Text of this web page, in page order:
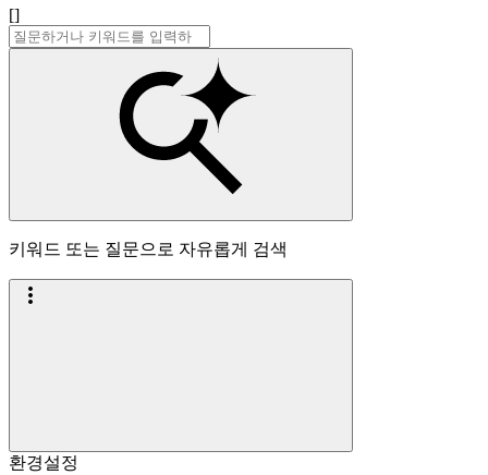
[]
키워드 또는 질문으로 자유롭게 검색
환경설정